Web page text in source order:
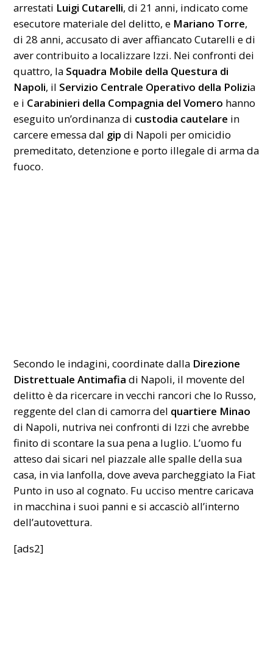
arrestati Luigi Cutarelli, di 21 anni, indicato come
esecutore materiale del delitto, e Mariano Torre,
di 28 anni, accusato di aver affiancato Cutarelli e di
aver contribuito a localizzare Izzi. Nei confronti dei
quattro, la Squadra Mobile della Questura di
Napoli, il Servizio Centrale Operativo della Polizia
e i Carabinieri della Compagnia del Vomero hanno
eseguito un’ordinanza di custodia cautelare in
carcere emessa dal gip di Napoli per omicidio
premeditato, detenzione e porto illegale di arma da
fuoco.
Secondo le indagini, coordinate dalla Direzione
Distrettuale Antimafia di Napoli, il movente del
delitto è da ricercare in vecchi rancori che lo Russo,
reggente del clan di camorra del quartiere Minao
di Napoli, nutriva nei confronti di Izzi che avrebbe
finito di scontare la sua pena a luglio. L’uomo fu
atteso dai sicari nel piazzale alle spalle della sua
casa, in via Ianfolla, dove aveva parcheggiato la Fiat
Punto in uso al cognato. Fu ucciso mentre caricava
in macchina i suoi panni e si accasciò all’interno
dell’autovettura.
[ads2]